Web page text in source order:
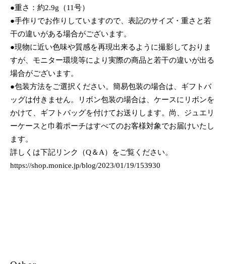
●重さ：約2.9g（11号）
●手作りでお作りしていますので、表記のサイズ・重さと若
干の違いがある場合がございます。
●現物に近い色味や質感を再現出来るように撮影しておりま
すが、モニター環境等により実際の商品と若干の違いが出る
場合がございます。
●包装方法をご選択ください。簡易包装の場合は、ギフトバ
ッグは付きません。リボン包装の場合は、ケースにリボンを
かけて、ギフトバッグを付けてお送りします。尚、ジュエリ
ーケースと巾着ポーチはすべてのお客様対象でお届けいたし
ます。
詳しくは下記リンク（Q＆A）をご覧ください。
https://shop.monice.jp/blog/2023/01/19/153930